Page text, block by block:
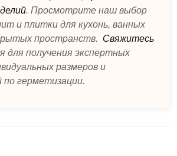
. Просмотрите наш выбор
и плитки для кухонь, ванных
пространств. Свяжитесь
для получения экспертных
размеров и
по герметизации.